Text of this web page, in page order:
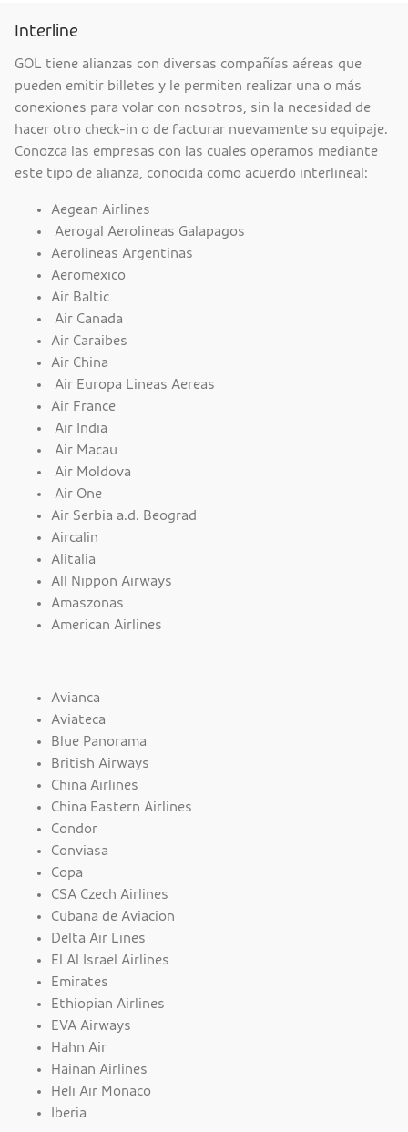
Interline
GOL tiene alianzas con diversas compañías aéreas que
pueden emitir billetes y le permiten realizar una o más
conexiones para volar con nosotros, sin la necesidad de
hacer otro check-in o de facturar nuevamente su equipaje.
Conozca las empresas con las cuales operamos mediante
este tipo de alianza, conocida como acuerdo interlineal:
Aegean Airlines
Aerogal Aerolineas Galapagos
Aerolineas Argentinas
Aeromexico
Air Baltic
Air Canada
Air Caraibes
Air China
Air Europa Lineas Aereas
Air France
Air India
Air Macau
Air Moldova
Air One
Air Serbia a.d. Beograd
Aircalin
Alitalia
All Nippon Airways
Amaszonas
American Airlines
Avianca
Aviateca
Blue Panorama
British Airways
China Airlines
China Eastern Airlines
Condor
Conviasa
Copa
CSA Czech Airlines
Cubana de Aviacion
Delta Air Lines
El Al Israel Airlines
Emirates
Ethiopian Airlines
EVA Airways
Hahn Air
Hainan Airlines
Heli Air Monaco
Iberia